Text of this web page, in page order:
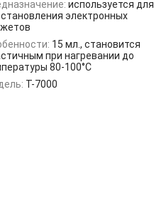
используется для
электронных
15 мл., становится
при нагревании до
80-100°C
T-7000